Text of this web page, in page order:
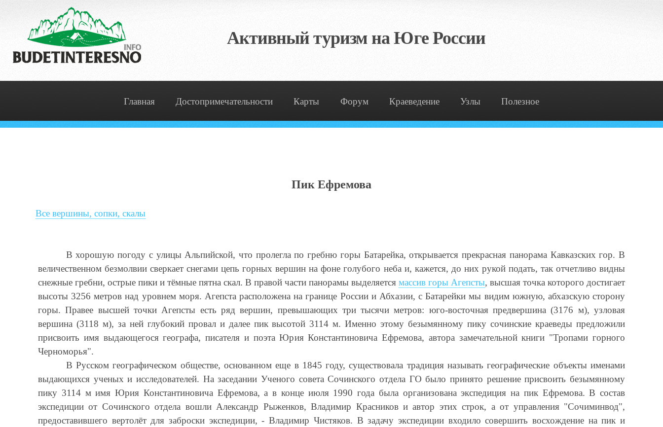
Активный туризм на Юге России
Главная Достопримечательности Карты Форум Краеведение Узлы Полезное
Пик Ефремова
Все вершины, сопки, скалы
В хорошую погоду с улицы Альпийской, что пролегла по гребню горы Батарейка, открывается прекрасная панорама Кавказских гор. В
величественном безмолвии сверкает снегами цепь горных вершин на фоне голубого неба и, кажется, до них рукой подать, так отчетливо видны
снежные гребни, острые пики и тёмные пятна скал. В правой части панорамы выделяется массив горы Агепсты, высшая точка которого достигает
высоты 3256 метров над уровнем моря. Агепста расположена на границе России и Абхазии, с Батарейки мы видим южную, абхазскую сторону
горы. Правее высшей точки Агепсты есть ряд вершин, превышающих три тысячи метров: юго-восточная предвершина (3176 м), узловая
вершина (3118 м), за ней глубокий провал и далее пик высотой 3114 м. Именно этому безымянному пику сочинские краеведы предложили
присвоить имя выдающегося географа, писателя и поэта Юрия Константиновича Ефремова, автора замечательной книги "Тропами горного
Черноморья".
В Русском географическом обществе, основанном еще в 1845 году, существовала традиция называть географические объекты именами
выдаю­щихся ученых и исследователей. На заседании Ученого совета Сочинского отдела ГО было принято решение присвоить безымянному
пику 3114 м имя Юрия Константиновича Ефремова, а в конце июля 1990 года была организована экспедиция на пик Ефремова. В состав
экспедиции от Сочинского отдела вошли Александр Рыженков, Владимир Красников и автор этих строк, а от управления "Сочиминвод",
предоставившего вертолёт для заброски экспедиции, - Владимир Чистяков. В задачу экспедиции входило совершить восхождение на пик и